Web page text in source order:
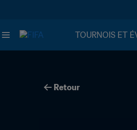
TOURNOIS ET
Retour